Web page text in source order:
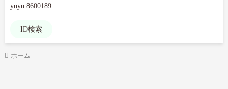
yuyu.8600189
ID検索
ホーム